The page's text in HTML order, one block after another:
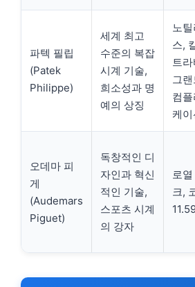
파텍 필립
(Patek
Philippe)
세계 최고
수준의 복잡
시계 기술,
희소성과 명
예의 상징
노틸
스,
트라
그랜
컴플
케이
오데마 피
게
(Audemars
Piguet)
독창적인 디
자인과 혁신
적인 기술,
스포츠 시계
의 강자
로열
크,